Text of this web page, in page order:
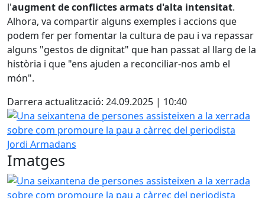
l'augment de conflictes armats d'alta intensitat.
Alhora, va compartir alguns exemples i accions que
podem fer per fomentar la cultura de pau i va repassar
alguns "gestos de dignitat" que han passat al llarg de la
història i que "ens ajuden a reconciliar-nos amb el
món".
Darrera actualització: 24.09.2025 | 10:40
Una seixantena de persones assisteixen a la xerrada
Imatges
Una seixantena de persones assisteixen a la xerrada